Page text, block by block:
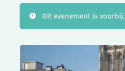
Dit evenement is voorbij.